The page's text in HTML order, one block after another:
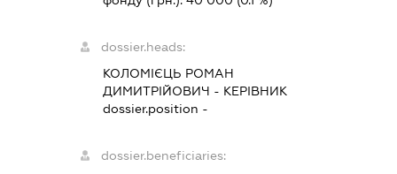
dossier.heads:
КОЛОМІЄЦЬ РОМАН
ДИМИТРІЙОВИЧ - КЕРІВНИК
dossier.position -
dossier.beneficiaries: